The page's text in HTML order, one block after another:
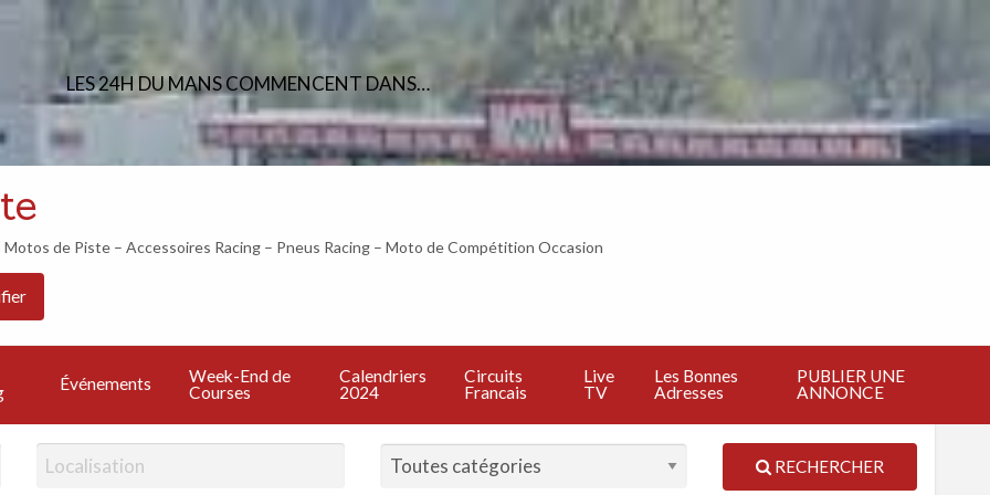
LES 24H DU MANS COMMENCENT DANS…
de Piste – Accessoires Racing – Pneus Racing – Moto de Compétition Occasion
Événements
Week-End de
Courses
Calendriers
2024
Circuits
Francais
Live
TV
Les Bonnes
Adresses
PUBLIER UNE
ANNONCE
RECHERCHER